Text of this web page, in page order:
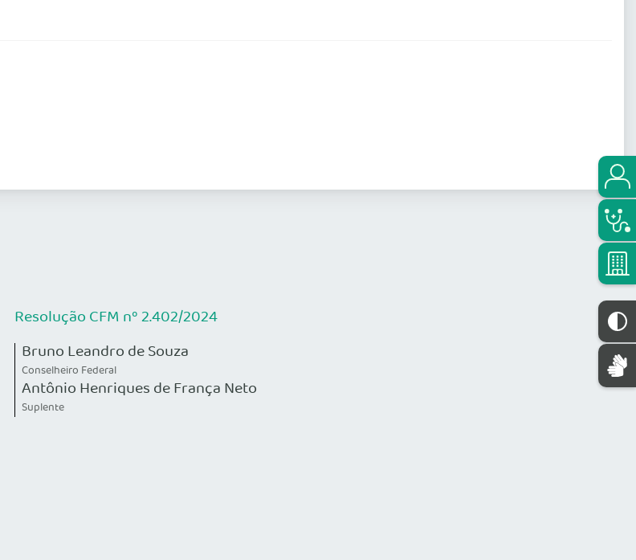
Resolução CFM nº 2.402/2024
Bruno Leandro de Souza
Conselheiro Federal
Antônio Henriques de França Neto
Suplente